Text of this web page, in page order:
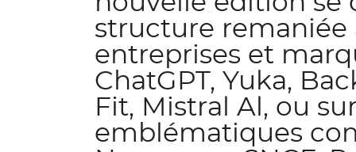
structure remaniée
entreprises et
ChatGPT, Yuka,
Fit, Mistral Al, ou
emblématiques